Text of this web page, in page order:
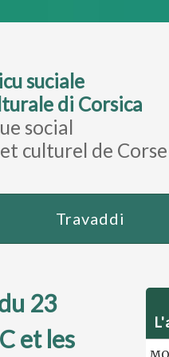
suciale
di Corsica
social
culturel de Corse
Travaddi
23
et les